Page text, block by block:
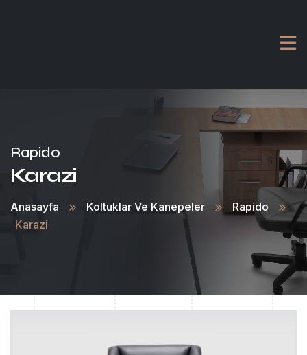
Rapido
Karazi
Anasayfa Koltuklar Ve Kanepeler
Rapido
Karazi